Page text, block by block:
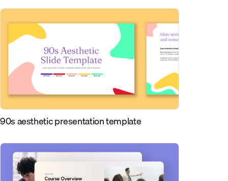
90s aesthetic presentation template